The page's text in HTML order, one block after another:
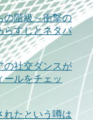
の階級～衝撃の
らすじとネタバ
の社交ダンスが
ールをチェッ
れたという噂は